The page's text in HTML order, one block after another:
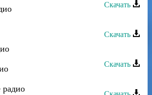
радио
Скачать
Скачать
страсти
Скачать